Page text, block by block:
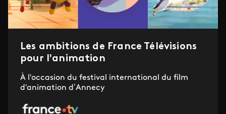
Les ambitions de France Télévisions
pour l'animation
À l'occasion du festival international du film
d'animation d’Annecy